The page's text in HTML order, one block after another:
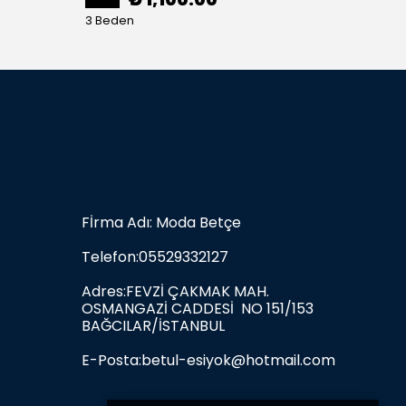
3 Beden
Fİrma Adı: Moda Betçe
Telefon:05529332127
Adres:FEVZİ ÇAKMAK MAH.
OSMANGAZİ CADDESİ NO 151/153
BAĞCILAR/İSTANBUL
E-Posta:betul-esiyok@hotmail.com